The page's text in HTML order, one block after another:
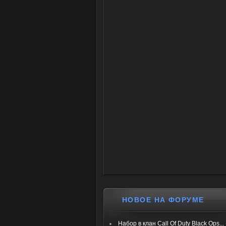
НОВОЕ НА ФОРУМЕ
Набор в клан Call Of Duty Black Ops...